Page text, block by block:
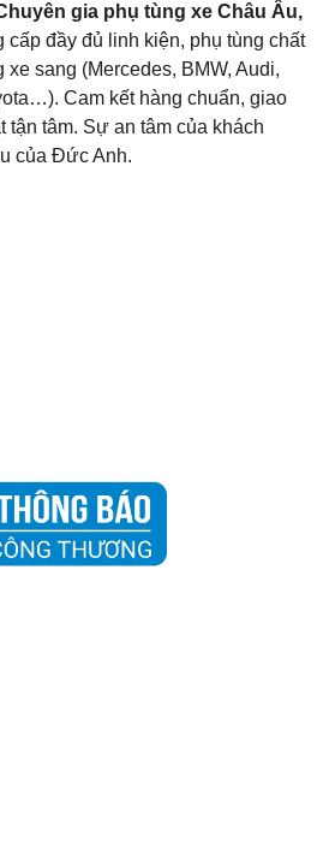
gia phụ tùng xe Châu Âu,
cấp đầy đủ linh kiện, phụ tùng chất
sang (Mercedes, BMW, Audi,
Cam kết hàng chuẩn, giao
tận tâm. Sự an tâm của khách
của Đức Anh.